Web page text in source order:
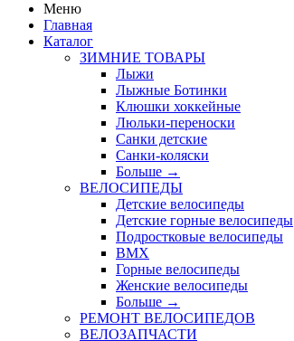
Меню
Главная
Каталог
ЗИМНИЕ ТОВАРЫ
Лыжи
Лыжные Ботинки
Клюшки хоккейные
Люльки-переноски
Санки детские
Санки-коляски
Больше →
ВЕЛОСИПЕДЫ
Детские велосипеды
Детские горные велосипеды
Подростковые велосипеды
BMX
Горные велосипеды
Женские велосипеды
Больше →
РЕМОНТ ВЕЛОСИПЕДОВ
ВЕЛОЗАПЧАСТИ